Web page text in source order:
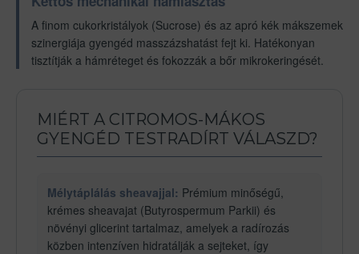
A finom cukorkristályok (Sucrose) és az apró kék mákszemek
szinergiája gyengéd masszázshatást fejt ki. Hatékonyan
tisztítják a hámréteget és fokozzák a bőr mikrokeringését.
MIÉRT A CITROMOS-MÁKOS
GYENGÉD TESTRADÍRT VÁLASZD?
Mélytáplálás sheavajjal: Prémium minőségű,
krémes sheavajat (Butyrospermum Parkii) és
növényi glicerint tartalmaz, amelyek a radírozás
közben intenzíven hidratálják a sejteket, így